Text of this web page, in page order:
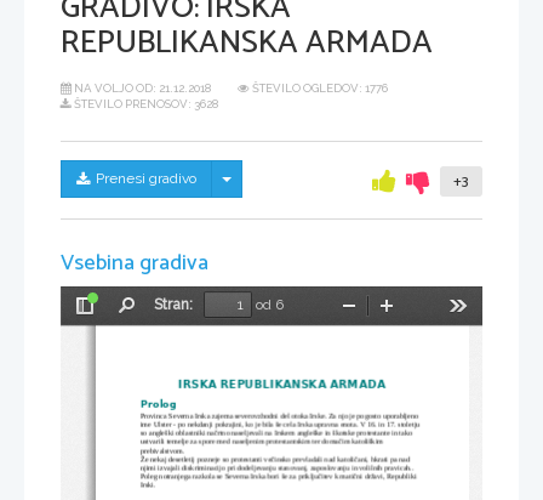
REPUBLIKANSKA ARMADA
NA VOLJO OD: 21.12.2018
ŠTEVILO OGLEDOV: 1776
ŠTEVILO PRENOSOV: 3628
Prenesi gradivo Skrij/prikaži meni +3
Vsebina gradiva
Preklopi
Stran:
od 6
Pomanjšaj
IRSKA REPUBLIKANSKA ARMADA
Prolog
Provinca Severna Irska zajema severovzhodni del otoka Irske. Za njo je pogosto uporabljeno
ime Ulster - po nekdanji pokrajini, ko je bila še cela Irska upravna enota. V 16. in 17. stoletju
so angleški oblastniki načrtno naseljevali na Irskem angleške in škotske protestante in tako
ustvarili temelje za spore med naseljenim protestantskim ter domačim katoliškim
prebivalstvom.
Že nekaj desetletij pozneje so protestanti večinsko prevladali nad katoličani, hkrati pa nad
njimi izvajali diskriminacijo pri dodeljevanju stanovanj, zaposlovanju in volilnih pravicah..
Poleg notranjega razkola se Severna Irska bori še za priključitev k matični državi, Republiki
Irski.